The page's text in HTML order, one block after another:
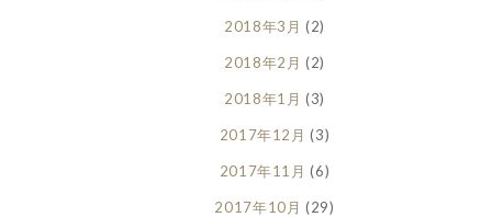
2018年3月 (2)
2018年2月 (2)
2018年1月 (3)
2017年12月 (3)
2017年11月 (6)
2017年10月 (29)